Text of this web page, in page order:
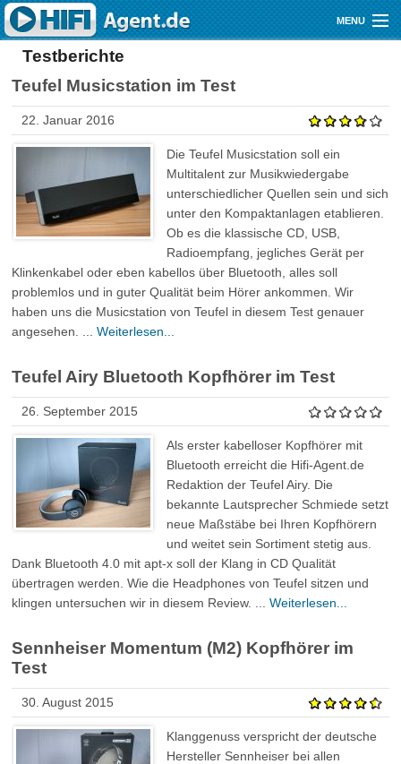
Direkt zum Inhalt
MENU
Gutscheine
Video
Shop
Testberichte
Teufel Musicstation im Test
22. Januar 2016
Die Teufel Musicstation soll ein
Multitalent zur Musikwiedergabe
unterschiedlicher Quellen sein und sich
unter den Kompaktanlagen etablieren.
Ob es die klassische CD, USB,
Radioempfang, jegliches Gerät per
Klinkenkabel oder eben kabellos über Bluetooth, alles soll
problemlos und in guter Qualität beim Hörer ankommen. Wir
haben uns die Musicstation von Teufel in diesem Test genauer
angesehen. ...Weiterlesen...
Teufel Airy Bluetooth Kopfhörer im Test
26. September 2015
Als erster kabelloser Kopfhörer mit
Bluetooth erreicht die Hifi-Agent.de
Redaktion der Teufel Airy. Die
bekannte Lautsprecher Schmiede setzt
neue Maßstäbe bei Ihren Kopfhörern
und weitet sein Sortiment stetig aus.
Dank Bluetooth 4.0 mit apt-x soll der Klang in CD Qualität
übertragen werden. Wie die Headphones von Teufel sitzen und
klingen untersuchen wir in diesem Review. ...Weiterlesen...
Sennheiser Momentum (M2) Kopfhörer im
Test
30. August 2015
Klanggenuss verspricht der deutsche
Hersteller Sennheiser bei allen